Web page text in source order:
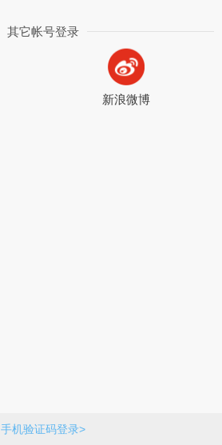
手机验证码登录>
其它帐号登录
新浪微博